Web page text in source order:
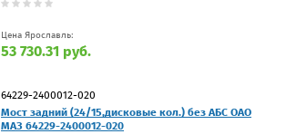
Цена Ярославль:
53 730.31 руб.
64229-2400012-020
Мост задний (24/15,дисковые кол.) без АБС ОАО
МАЗ 64229-2400012-020